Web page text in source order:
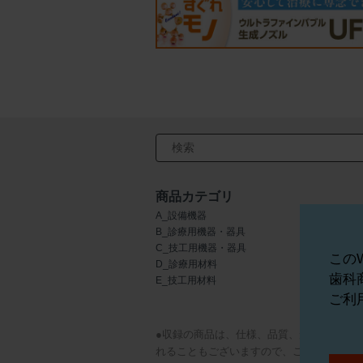
検索キーワード入力
商品カテゴリ
A_設備機器
B_診療用機器・器具
C_技工用機器・器具
D_診療用材料
E_技工用材料
I_矯正器材
J_歯科用薬
●収録の商品は、仕様、品質、形状、パッ
れることもございますので、ご注意くださ
この
歯科
ご利